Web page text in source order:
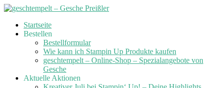
Skip
Startseite
Bestellen
Bestellformular
Wie kann ich Stampin Up Produkte kaufen
geschtempelt – Online-Shop – Spezialangebote von
Gesche
Aktuelle Aktionen